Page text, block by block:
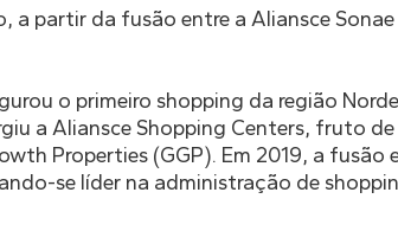
partir da fusão entre a Aliansce Sonae
o primeiro shopping da região
a Aliansce Shopping Centers, fruto
Properties (GGP). Em 2019, a fusão
se líder na administração de